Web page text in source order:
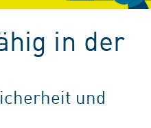
in der
und